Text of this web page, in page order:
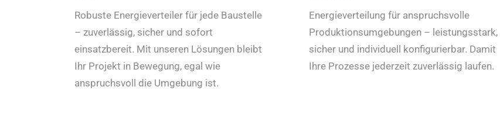
Robuste Energieverteiler für jede Baustelle
– zuverlässig, sicher und sofort
einsatzbereit. Mit unseren Lösungen bleibt
Ihr Projekt in Bewegung, egal wie
anspruchsvoll die Umgebung ist.
Energieverteilung für anspruchsvolle
Produktionsumgebungen – leistungsstark,
sicher und individuell konfigurierbar. Damit
Ihre Prozesse jederzeit zuverlässig laufen.